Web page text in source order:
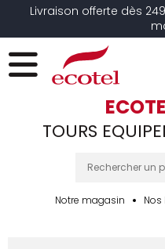
Livraison offerte dès
TOURS
Notre magasin Nos
Panneau de gestion des cookies